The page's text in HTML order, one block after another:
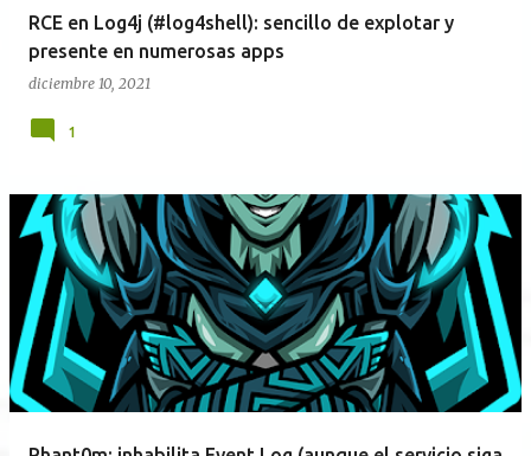
RCE en Log4j (#log4shell): sencillo de explotar y
presente en numerosas apps
diciembre 10, 2021
1